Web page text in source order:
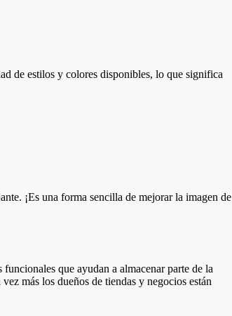
de estilos y colores disponibles, lo que significa
¡Es una forma sencilla de mejorar la imagen de
que ayudan a almacenar parte de la
más los dueños de tiendas y negocios están